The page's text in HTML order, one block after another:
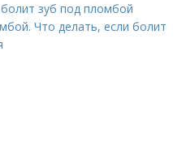
зуб под пломбой
Что делать, если болит